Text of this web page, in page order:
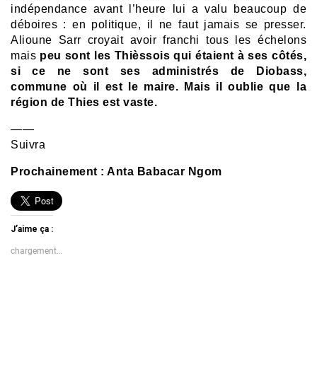
indépendance avant l’heure lui a valu beaucoup de
déboires : en politique, il ne faut jamais se presser.
Alioune Sarr croyait avoir franchi tous les échelons
mais peu sont les Thièssois qui étaient à ses côtés,
si ce ne sont ses administrés de Diobass,
commune où il est le maire. Mais il oublie que la
région de Thies est vaste.
——
Suivra
Prochainement : Anta Babacar Ngom
J’aime ça :
chargement…